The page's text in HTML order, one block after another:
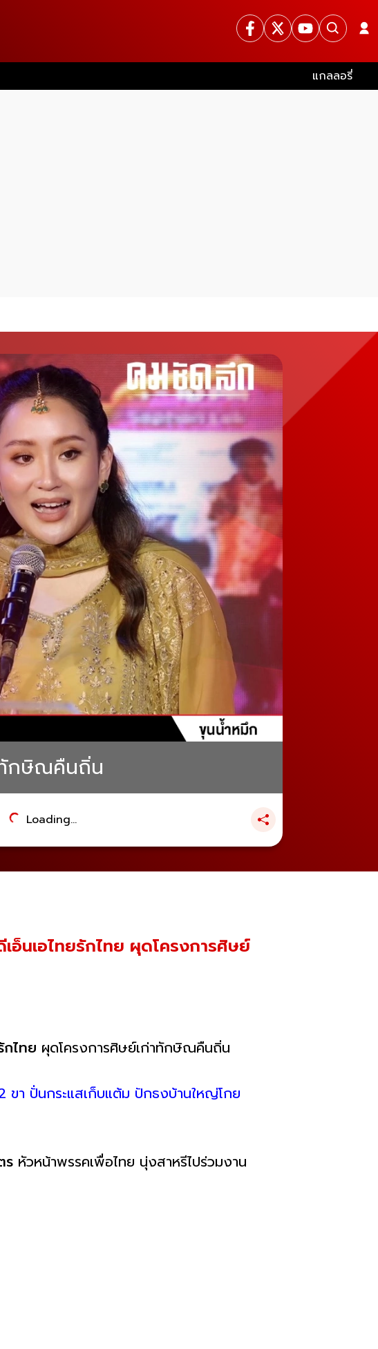
แกลลอรี่
ทักษิณคืนถิ่น
Loading...
อ็นเอไทยรักไทย ผุดโครงการศิษย์
กไทย ผุดโครงการศิษย์เก่าทักษิณคืนถิ่น
ขา ปั่นกระแสเก็บแต้ม ปักธงบ้านใหญ่โกย
ร หัวหน้าพรรคเพื่อไทย นุ่งสาหรีไปร่วมงาน